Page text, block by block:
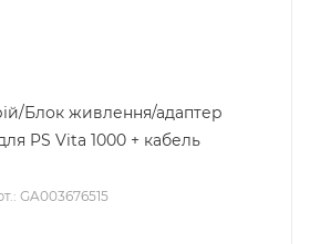
Блок живлення/адаптер
PS Vita 1000 + кабель
GA003676515